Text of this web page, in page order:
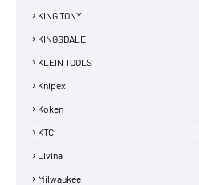
KING TONY
KINGSDALE
KLEIN TOOLS
Knipex
Koken
KTC
Livina
Milwaukee